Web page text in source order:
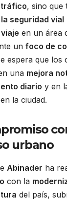
tráfico, sino que
seguridad vial
en un área
un foco de
espera que los
una mejora
diario y en
en la ciudad.
urbano
Abinader ha
con la
del país,